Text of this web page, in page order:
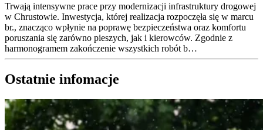
Trwają intensywne prace przy modernizacji infrastruktury drogowej
w Chrustowie. Inwestycja, której realizacja rozpoczęła się w marcu
br., znacząco wpłynie na poprawę bezpieczeństwa oraz komfortu
poruszania się zarówno pieszych, jak i kierowców. Zgodnie z
harmonogramem zakończenie wszystkich robót b…
Ostatnie infomacje